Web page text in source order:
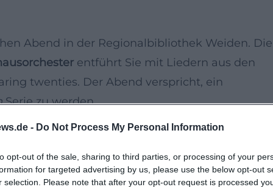
- Do Not Process My Personal Information
opt-out of the sale, sharing to third parties, or processing of your
for targeted advertising by us, please use the below opt-out
selection. Please note that after your opt-out request is processed
Abend in der Regionalbibliothek Weiden. Die
entführt Sie mit Liedern aus den
twenties. Der Abend verspricht, ein
Serie zu werden.
Peter Wittmann wird bekannte Melodien aus
Dekade war geprägt von einer kulturellen
in der Musik jener Zeit widerspiegelt.